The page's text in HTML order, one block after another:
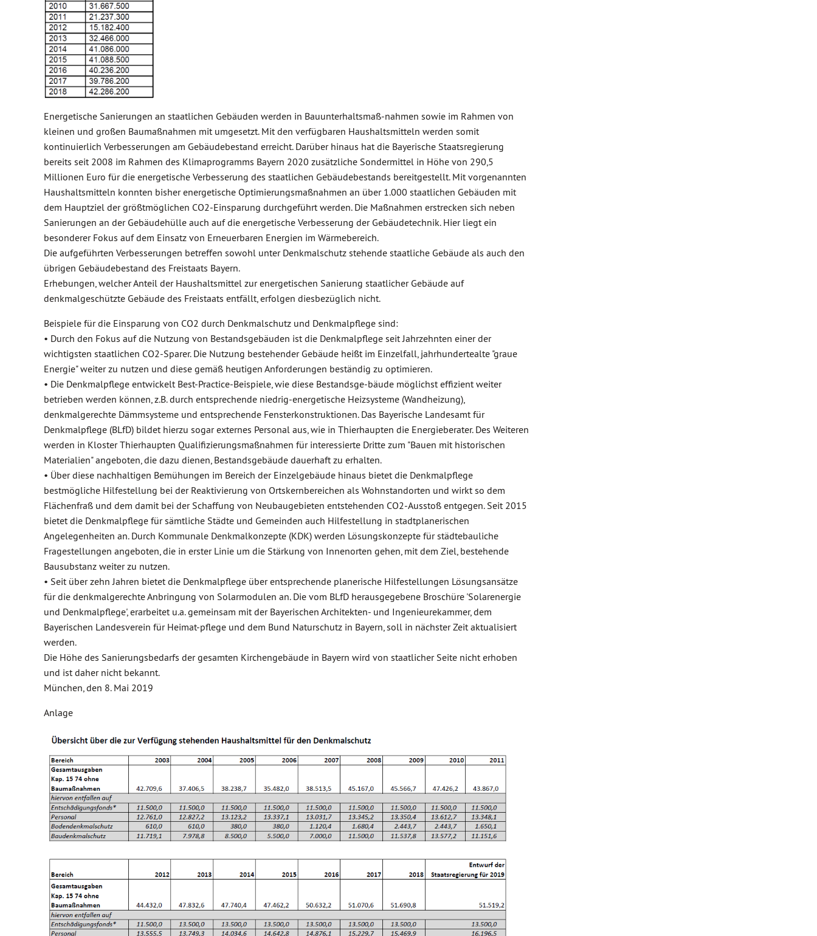
Energetische Sanierungen an staatlichen Gebäuden werden in Bauunterhaltsmaß-nahmen sowie im Rahmen von
kleinen und großen Baumaßnahmen mit umgesetzt. Mit den verfügbaren Haushaltsmitteln werden somit
kontinuierlich Verbesserungen am Gebäudebestand erreicht. Darüber hinaus hat die Bayerische Staatsregierung
bereits seit 2008 im Rahmen des Klimaprogramms Bayern 2020 zusätzliche Sondermittel in Höhe von 290,5
Millionen Euro für die energetische Verbesserung des staatlichen Gebäudebestands bereitgestellt. Mit vorgenannten
Haushaltsmitteln konnten bisher energetische Optimierungsmaßnahmen an über 1.000 staatlichen Gebäuden mit
dem Hauptziel der größtmöglichen CO2-Einsparung durchgeführt werden. Die Maßnahmen erstrecken sich neben
Sanierungen an der Gebäudehülle auch auf die energetische Verbesserung der Gebäudetechnik. Hier liegt ein
besonderer Fokus auf dem Einsatz von Erneuerbaren Energien im Wärmebereich.
Die aufgeführten Verbesserungen betreffen sowohl unter Denkmalschutz stehende staatliche Gebäude als auch den
übrigen Gebäudebestand des Freistaats Bayern.
Erhebungen, welcher Anteil der Haushaltsmittel zur energetischen Sanierung staatlicher Gebäude auf
denkmalgeschützte Gebäude des Freistaats entfällt, erfolgen diesbezüglich nicht.
Beispiele für die Einsparung von CO2 durch Denkmalschutz und Denkmalpflege sind:
• Durch den Fokus auf die Nutzung von Bestandsgebäuden ist die Denkmalpflege seit Jahrzehnten einer der
wichtigsten staatlichen CO2-Sparer. Die Nutzung bestehender Gebäude heißt im Einzelfall, jahrhundertealte "graue
Energie" weiter zu nutzen und diese gemäß heutigen Anforderungen beständig zu optimieren.
• Die Denkmalpflege entwickelt Best-Practice-Beispiele, wie diese Bestandsge-bäude möglichst effizient weiter
betrieben werden können, z.B. durch entsprechende niedrig-energetische Heizsysteme (Wandheizung),
denkmalgerechte Dämmsysteme und entsprechende Fensterkonstruktionen. Das Bayerische Landesamt für
Denkmalpflege (BLfD) bildet hierzu sogar externes Personal aus, wie in Thierhaupten die Energieberater. Des Weiteren
werden in Kloster Thierhaupten Qualifizierungsmaßnahmen für interessierte Dritte zum "Bauen mit historischen
Materialien" angeboten, die dazu dienen, Bestandsgebäude dauerhaft zu erhalten.
• Über diese nachhaltigen Bemühungen im Bereich der Einzelgebäude hinaus bietet die Denkmalpflege
bestmögliche Hilfestellung bei der Reaktivierung von Ortskernbereichen als Wohnstandorten und wirkt so dem
Flächenfraß und dem damit bei der Schaffung von Neubaugebieten entstehenden CO2-Ausstoß entgegen. Seit 2015
bietet die Denkmalpflege für sämtliche Städte und Gemeinden auch Hilfestellung in stadtplanerischen
Angelegenheiten an. Durch Kommunale Denkmalkonzepte (KDK) werden Lösungskonzepte für städtebauliche
Fragestellungen angeboten, die in erster Linie um die Stärkung von Innenorten gehen, mit dem Ziel, bestehende
Bausubstanz weiter zu nutzen.
• Seit über zehn Jahren bietet die Denkmalpflege über entsprechende planerische Hilfestellungen Lösungsansätze
für die denkmalgerechte Anbringung von Solarmodulen an. Die vom BLfD herausgegebene Broschüre 'Solarenergie
und Denkmalpflege', erarbeitet u.a. gemeinsam mit der Bayerischen Architekten- und Ingenieurekammer, dem
Bayerischen Landesverein für Heimat-pflege und dem Bund Naturschutz in Bayern, soll in nächster Zeit aktualisiert
werden.
Die Höhe des Sanierungsbedarfs der gesamten Kirchengebäude in Bayern wird von staatlicher Seite nicht erhoben
und ist daher nicht bekannt.
München, den 8. Mai 2019
Anlage